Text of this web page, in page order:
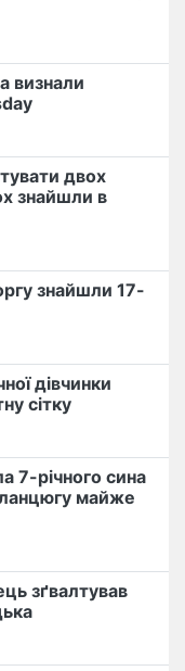
визнали
двох
знайшли в
знайшли 17-
дівчинки
сітку
7-річного сина
ланцюгу майже
️зґвалтував